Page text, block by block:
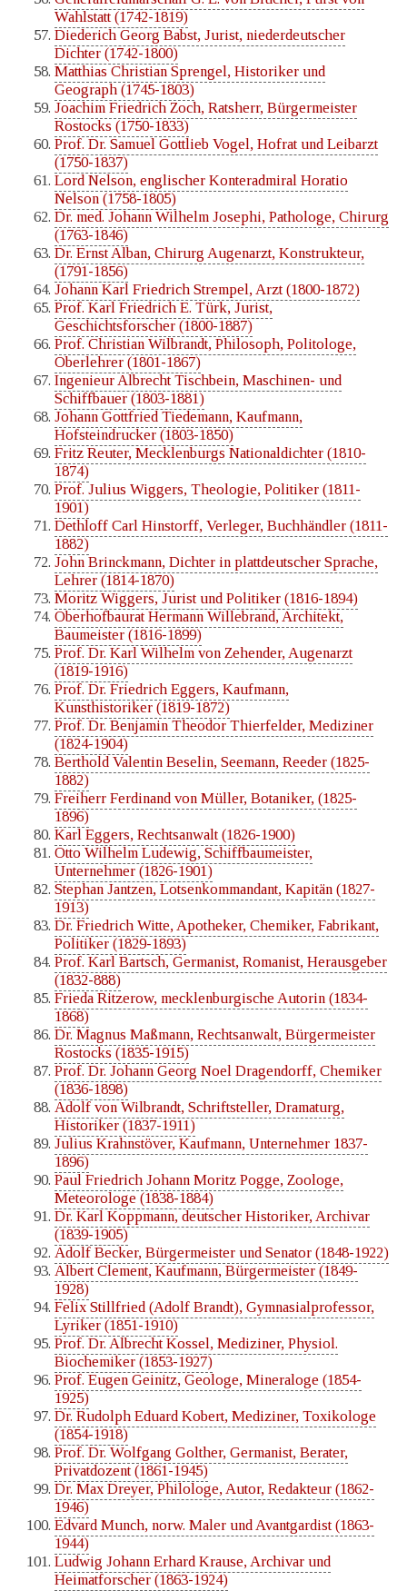
Wahlstatt (1742-1819)
Diederich Georg Babst, Jurist, niederdeutscher
Dichter (1742-1800)
Matthias Christian Sprengel, Historiker und
Geograph (1745-1803)
Joachim Friedrich Zoch, Ratsherr, Bürgermeister
Rostocks (1750-1833)
Prof. Dr. Samuel Gottlieb Vogel, Hofrat und Leibarzt
(1750-1837)
Lord Nelson, englischer Konteradmiral Horatio
Nelson (1758-1805)
Dr. med. Johann Wilhelm Josephi, Pathologe, Chirurg
(1763-1846)
Dr. Ernst Alban, Chirurg Augenarzt, Konstrukteur,
(1791-1856)
Johann Karl Friedrich Strempel, Arzt (1800-1872)
Prof. Karl Friedrich E. Türk, Jurist,
Geschichtsforscher (1800-1887)
Prof. Christian Wilbrandt, Philosoph, Politologe,
Oberlehrer (1801-1867)
Ingenieur Albrecht Tischbein, Maschinen- und
Schiffbauer (1803-1881)
Johann Gottfried Tiedemann, Kaufmann,
Hofsteindrucker (1803-1850)
Fritz Reuter, Mecklenburgs Nationaldichter (1810-
1874)
Prof. Julius Wiggers, Theologie, Politiker (1811-
1901)
Dethloff Carl Hinstorff, Verleger, Buchhändler (1811-
1882)
John Brinckmann, Dichter in plattdeutscher Sprache,
Lehrer (1814-1870)
Moritz Wiggers, Jurist und Politiker (1816-1894)
Oberhofbaurat Hermann Willebrand, Architekt,
Baumeister (1816-1899)
Prof. Dr. Karl Wilhelm von Zehender, Augenarzt
(1819-1916)
Prof. Dr. Friedrich Eggers, Kaufmann,
Kunsthistoriker (1819-1872)
Prof. Dr. Benjamin Theodor Thierfelder, Mediziner
(1824-1904)
Berthold Valentin Beselin, Seemann, Reeder (1825-
1882)
Freiherr Ferdinand von Müller, Botaniker, (1825-
1896)
Karl Eggers, Rechtsanwalt (1826-1900)
Otto Wilhelm Ludewig, Schiffbaumeister,
Unternehmer (1826-1901)
Stephan Jantzen, Lotsenkommandant, Kapitän (1827-
1913)
Dr. Friedrich Witte, Apotheker, Chemiker, Fabrikant,
Politiker (1829-1893)
Prof. Karl Bartsch, Germanist, Romanist, Herausgeber
(1832-888)
Frieda Ritzerow, mecklenburgische Autorin (1834-
1868)
Dr. Magnus Maßmann, Rechtsanwalt, Bürgermeister
Rostocks (1835-1915)
Prof. Dr. Johann Georg Noel Dragendorff, Chemiker
(1836-1898)
Adolf von Wilbrandt, Schriftsteller, Dramaturg,
Historiker (1837-1911)
Julius Krahnstöver, Kaufmann, Unternehmer 1837-
1896)
Paul Friedrich Johann Moritz Pogge, Zoologe,
Meteorologe (1838-1884)
Dr. Karl Koppmann, deutscher Historiker, Archivar
(1839-1905)
Adolf Becker, Bürgermeister und Senator (1848-1922)
Albert Clement, Kaufmann, Bürgermeister (1849-
1928)
Felix Stillfried (Adolf Brandt), Gymnasialprofessor,
Lyriker (1851-1910)
Prof. Dr. Albrecht Kossel, Mediziner, Physiol.
Biochemiker (1853-1927)
Prof. Eugen Geinitz, Geologe, Mineraloge (1854-
1925)
Dr. Rudolph Eduard Kobert, Mediziner, Toxikologe
(1854-1918)
Prof. Dr. Wolfgang Golther, Germanist, Berater,
Privatdozent (1861-1945)
Dr. Max Dreyer, Philologe, Autor, Redakteur (1862-
1946)
Edvard Munch, norw. Maler und Avantgardist (1863-
1944)
Ludwig Johann Erhard Krause, Archivar und
Heimatforscher (1863-1924)